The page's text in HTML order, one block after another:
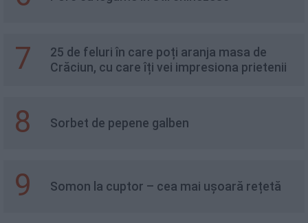
7
25 de feluri în care poți aranja masa de
Crăciun, cu care îți vei impresiona prietenii
8 Sorbet de pepene galben
9 Somon la cuptor – cea mai ușoară rețetă